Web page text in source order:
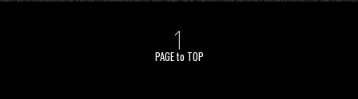
PAGE to TOP